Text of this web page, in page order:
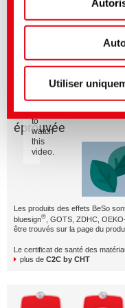
Vous pouvez
dans notrepolitique
Utiliser
BeSoEASY en bref
Please
accept
Marketing
cookies
to
watch
this
video.
BeSoEFFECTIVE -
éprouvée
Les produits des effets BeSo
bluesign® , GOTS, ZDHC,
être trouvés sur la page du
Le certificat de santé des
plus de C2C by CHT